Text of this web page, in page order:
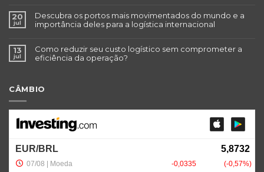
20
jul
Descubra os portos mais movimentados do mundo e a
importância deles para a logística internacional
13
jul
Como reduzir seu custo logístico sem comprometer a
eficiência da operação?
CÂMBIO